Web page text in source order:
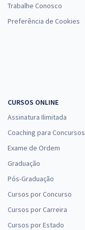
Trabalhe Conosco
Preferência de Cookies
CURSOS ONLINE
Assinatura Ilimitada
Coaching para Concursos
Exame de Ordem
Graduação
Pós-Graduação
Cursos por Concurso
Cursos por Carreira
Cursos por Estado